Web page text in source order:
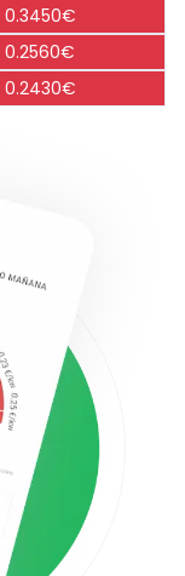
0.3450€
0.2560€
0.2430€